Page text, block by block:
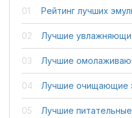
Рейтинг лучших
Лучшие
Лучшие
Лучшие очищающие
Лучшие